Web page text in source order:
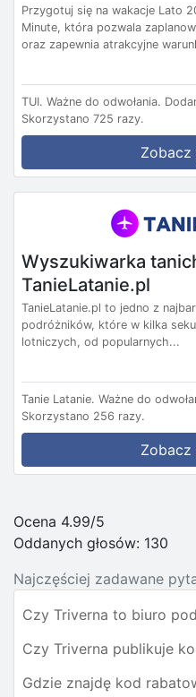
Przygotuj się na wakacje Lato
Minute, która pozwala
oraz zapewnia atrakcyjne
TUI. Ważne do odwołania.
Skorzystano 725 razy.
Wyszukiwarka
TanieLatanie.pl
TanieLatanie.pl to jedno z
podróżników, które w kilka
lotniczych, od popularnych...
Tanie Latanie. Ważne do
Skorzystano 256 razy.
Ocena 4.99/5
Oddanych głosów: 130
Najczęściej zadawane
Czy Triverna to biuro
Czy Triverna publikuje
Gdzie znajdę kod